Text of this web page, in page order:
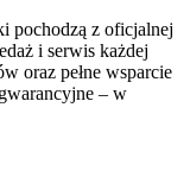
pochodzą z oficjalnej
i serwis każdej
oraz pełne wsparcie
– w